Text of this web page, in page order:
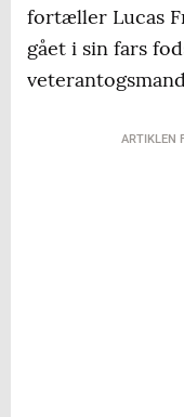
fortæller Lucas
gået i sin fars
ARTIKLEN